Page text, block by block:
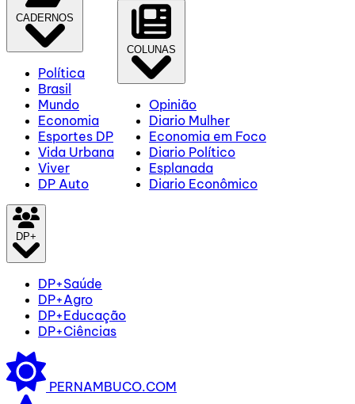
CADERNOS
Política
Brasil
Mundo
Economia
Esportes DP
Vida Urbana
Viver
DP Auto
COLUNAS
Opinião
Diario Mulher
Economia em Foco
Diario Político
Esplanada
Diario Econômico
DP+
DP+Saúde
DP+Agro
DP+Educação
DP+Ciências
PERNAMBUCO.COM